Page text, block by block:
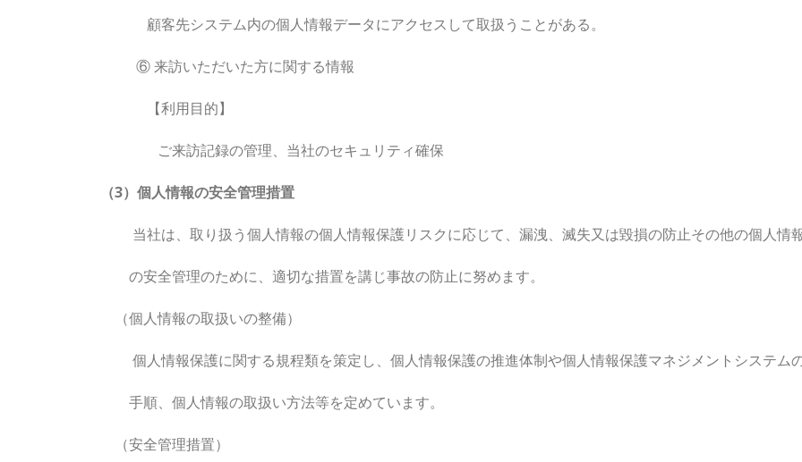
顧客先システム内の個人情報データにアクセスして取扱うことがある。
⑥ 来訪いただいた方に関する情報
【利用目的】
ご来訪記録の管理、当社のセキュリティ確保
（3）個人情報の安全管理措置
当社は、取り扱う個人情報の個人情報保護リスクに応じて、漏洩、滅失又は毀損の防止その他の個人情
の安全管理のために、適切な措置を講じ事故の防止に努めます。
（個人情報の取扱いの整備）
個人情報保護に関する規程類を策定し、個人情報保護の推進体制や個人情報保護マネジメントシステム
手順、個人情報の取扱い方法等を定めています。
（安全管理措置）